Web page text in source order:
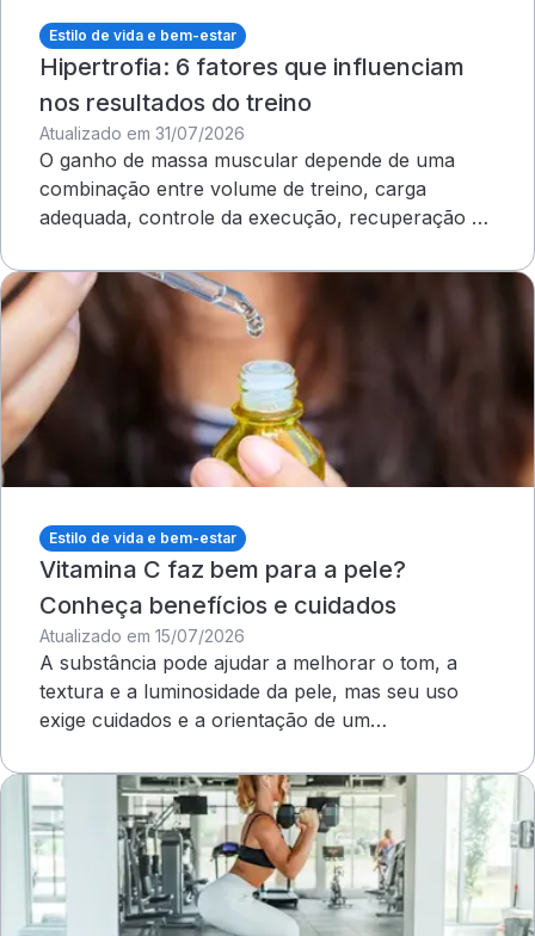
Estilo de vida e bem-estar
Hipertrofia: 6 fatores que influenciam
nos resultados do treino
Atualizado em 31/07/2026
O ganho de massa muscular depende de uma
combinação entre volume de treino, carga
adequada, controle da execução, recuperação e
Estilo de vida e bem-estar
Vitamina C faz bem para a pele?
Conheça benefícios e cuidados
Atualizado em 15/07/2026
A substância pode ajudar a melhorar o tom, a
textura e a luminosidade da pele, mas seu uso
exige cuidados e a orientação de um